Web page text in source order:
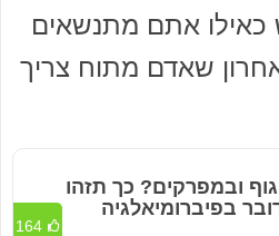
כאילו אתם מתנשאים
שאדם מתוח צריך
ובמפרקים? כך תזהו
בפיברומיאלגיה
164